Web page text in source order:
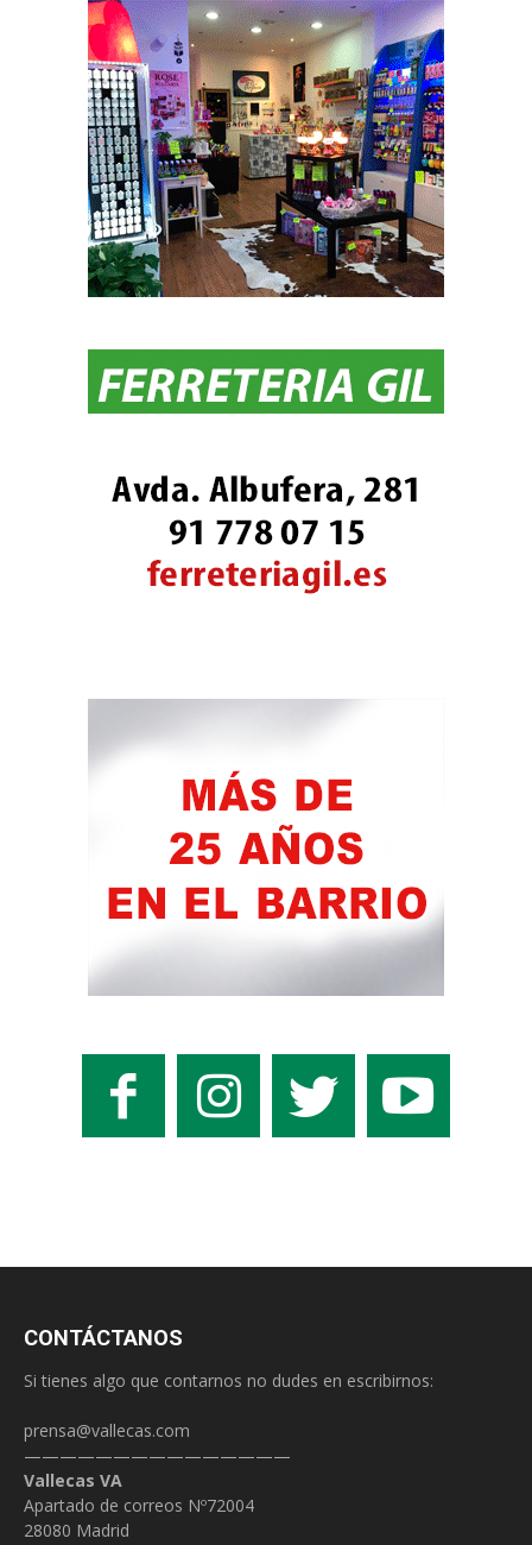
CONTÁCTANOS
Si tienes algo que contarnos no dudes en escribirnos:
prensa@vallecas.com
———————————————
Vallecas VA
Apartado de correos Nº72004
28080 Madrid